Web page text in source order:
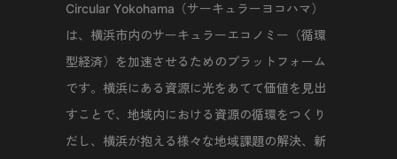
Circular Yokohama（サーキュラーヨコハマ）
は、横浜市内のサーキュラーエコノミー（循環
型経済）を加速させるためのプラットフォーム
です。横浜にある資源に光をあてて価値を見出
すことで、地域内における資源の循環をつくり
だし、横浜が抱える様々な地域課題の解決、新